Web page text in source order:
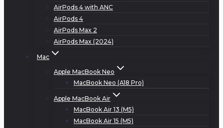
AirPods 4 with ANC
AirPods 4
AirPods Max 2
AirPods Max (2024)
Mac
Apple MacBook Neo
MacBook Neo (A18 Pro)
Apple MacBook Air
MacBook Air 13 (M5)
MacBook Air 15 (M5)